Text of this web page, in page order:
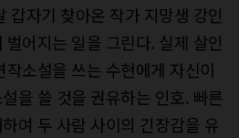
갑자기 찾아온 작가 지망생 강인
어지는 일을 그린다. 실제 살인
소설을 쓰는 수현에게 자신이
을 쓸 것을 권유하는 인호. 빠른
여 두 사람 사이의 긴장감을 유